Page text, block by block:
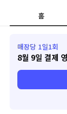
홈
매장당 1일1회
8월 9일 결제